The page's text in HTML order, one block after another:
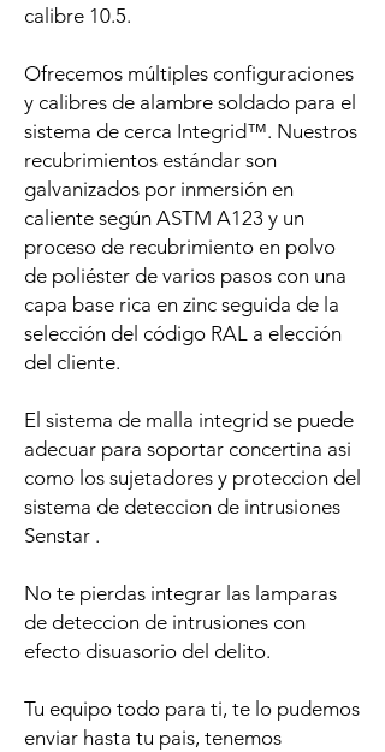
calibre 10.5.
Ofrecemos múltiples configuraciones
y calibres de alambre soldado para el
sistema de cerca Integrid™. Nuestros
recubrimientos estándar son
galvanizados por inmersión en
caliente según ASTM A123 y un
proceso de recubrimiento en polvo
de poliéster de varios pasos con una
capa base rica en zinc seguida de la
selección del código RAL a elección
del cliente.
El sistema de malla integrid se puede
adecuar para soportar concertina asi
como los sujetadores y proteccion del
sistema de deteccion de intrusiones
Senstar .
No te pierdas integrar las lamparas
de deteccion de intrusiones con
efecto disuasorio del delito.
Tu equipo todo para ti, te lo pudemos
enviar hasta tu pais, tenemos